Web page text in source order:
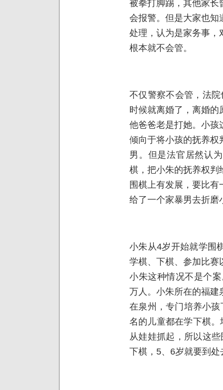
被拳打脚踢，其他家长
会报警。但是大家也知
处理，认为是家务事，
根本就不会管。
不仅警察不会管，法
时候就离婚了，离婚
他爸爸老是打她。小孩
倾向于将小孩的抚养权
男。但是法官居然认
棋，把小朱的抚养权判
围棋上有发展，要比
给了一个家暴男去折磨
小朱从4岁开始就学围
学棋、下棋、参加比赛
小朱这种情况不是个
万人。小朱所在的福建
在泉州，专门培养小
名的儿童都在学下棋。
从娃娃抓起，所以这
下棋，5、6岁就要到